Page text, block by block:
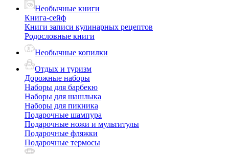
Необычные книги
Книга-сейф
Книги записи кулинарных рецептов
Родословные книги
Необычные копилки
Отдых и туризм
Дорожные наборы
Наборы для барбекю
Наборы для шашлыка
Наборы для пикника
Подарочные шампура
Подарочные ножи и мультитулы
Подарочные фляжки
Подарочные термосы